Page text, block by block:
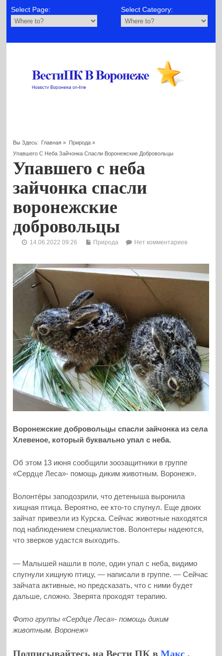
Select Page: Select Category:
Вы Здесь: Главная » Природа»
Упавшего С Неба Зайчонка Спасли Воронежские Добровольцы
Упавшего с неба
зайчонка спасли
воронежские
добровольцы
14.06.2022 09:26 Природа Нет комментариев
Воронежские добровольцы спасли зайчонка из села
Хлевеное, который буквально упал с неба.
Об этом 13 июня сообщили зоозащитники в группе
«Сердце Леса»- помощь диким животным. Воронеж».
Волонтёры заподозрили, что детеныша выронила
хищная птица. Вероятно, ее кто-то спугнул. Еще двоих
зайчат привезли из Курска. Сейчас животные находятся
под наблюдением специалистов. Волонтеры надеются,
что зверков удастся выходить.
— Малышей нашли в поле, один упал с неба, видимо
спугнули хищную птицу, — написали в группе. — Сейчас
зайчата активные, но предсказать, что с ними будет
дальше, сложно. Зверята проходят терапию.
Фото группы «Сердце Леса»- помощь диким
животным. Воронеж»
Подписывайтесь на Вести ПК вМакс,